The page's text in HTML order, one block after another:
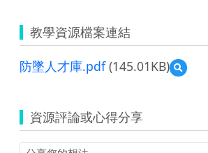
教學資源檔案連結
防墜人才庫.pdf(145.01KB)
預
覽
才
庫.pdf
資源評論或心得分享